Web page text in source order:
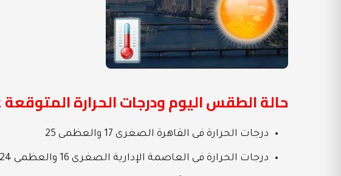
حالة الطقس اليوم ودرجات الحرارة
درجات الحرارة فى القاهرة الصغرى 17 والعظمى 25
درجات الحرارة فى العاصمة الإدارية الصغرى 16 والعظمى 24